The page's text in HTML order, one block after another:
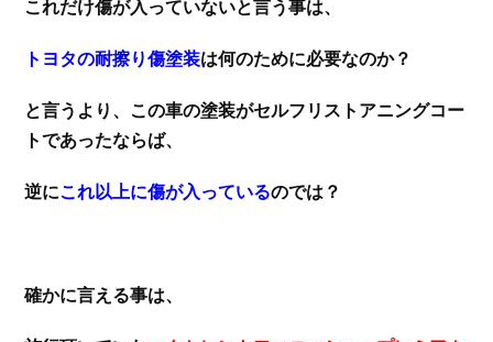
これだけ傷が入っていないと言う事は、
トヨタの耐擦り傷塗装は何のために必要なのか？
と言うより、この車の塗装がセルフリストアニングコー
トであったならば、
逆にこれ以上に傷が入っているのでは？
確かに言える事は、